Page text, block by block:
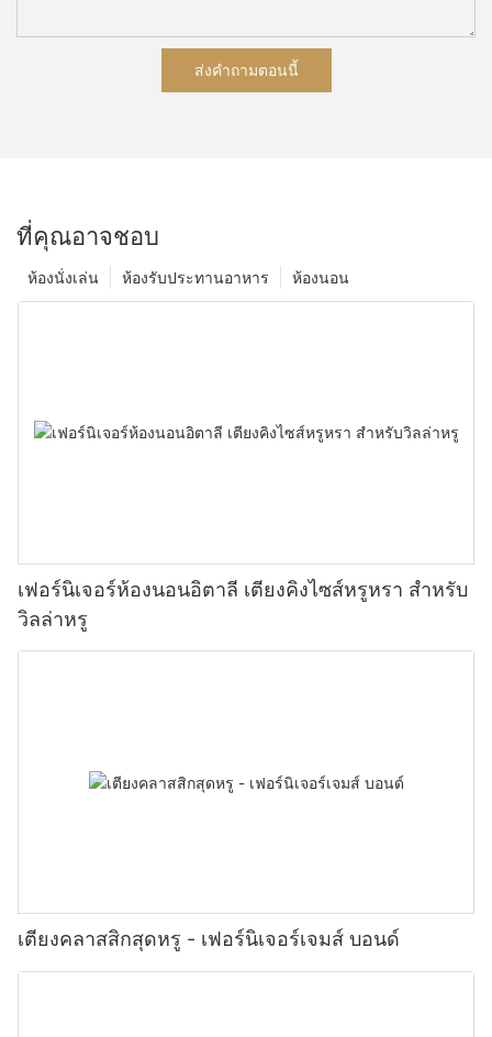
ส่งคำถามตอนนี้
ที่คุณอาจชอบ
ห้องนอน
ห้องรับประทานอาหาร
ห้องนั่งเล่น
เฟอร์นิเจอร์ห้องนอนอิตาลี เตียงคิงไซส์หรูหรา สำหรับ
วิลล่าหรู
เตียงคลาสสิกสุดหรู - เฟอร์นิเจอร์เจมส์ บอนด์